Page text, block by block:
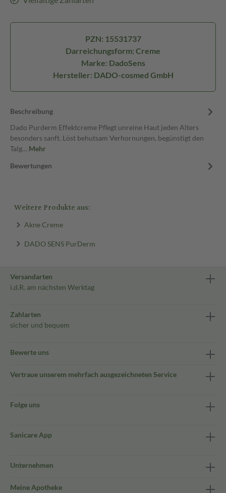
PZN: 15531737
Darreichungsform: Creme
Marke: DadoSens
Hersteller: DADO-cosmed GmbH
Beschreibung
Dado Purderm Effektcreme Pflegt unreine Haut jeden Alters
besonders sanft. Löst behutsam Verhornungen, begünstigt den
Talg… Mehr
Bewertungen
Weitere Produkte aus:
Akne Creme
DADO SENS PurDerm
Versandarten
i.d.R. am nächsten Werktag
Zahlarten
sicher und bequem
Bewerte uns
Vertraue unserem mehrfach ausgezeichneten Service
Folge uns
Sanicare App
Unternehmen
Meine Apotheke